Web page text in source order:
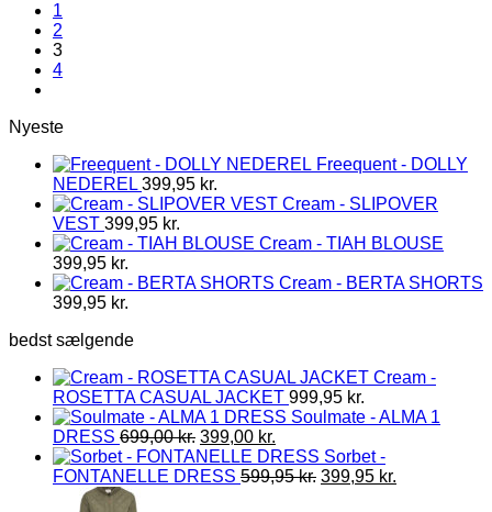
varesiden
1
2
3
4
Nyeste
Freequent - DOLLY
NEDEREL 399,95 kr.
Cream - SLIPOVER
VEST 399,95 kr.
Cream - TIAH BLOUSE
399,95 kr.
Cream - BERTA SHORTS
399,95 kr.
bedst sælgende
Cream -
ROSETTA CASUAL JACKET 999,95 kr.
Soulmate - ALMA 1
DRESS 699,00kr. Den
oprindelige
pris
399,00 kr.
aktuelle
pris
Sorbet -
FONTANELLE DRESS 599,95kr. Den
399,95 kr.